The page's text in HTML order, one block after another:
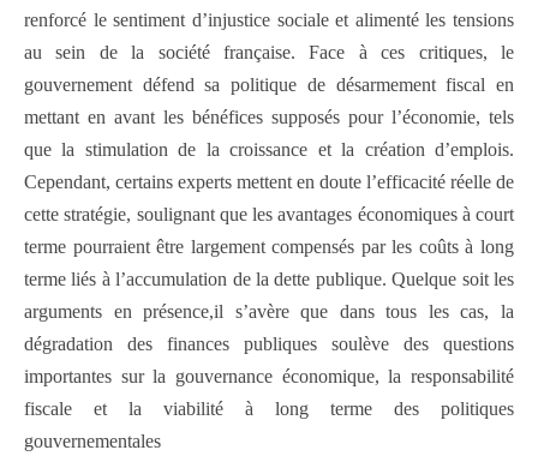
renforcé le sentiment d’injustice sociale et alimenté les tensions
au sein de la société française. Face à ces critiques, le
gouvernement défend sa politique de désarmement fiscal en
mettant en avant les bénéfices supposés pour l’économie, tels
que la stimulation de la croissance et la création d’emplois.
Cependant, certains experts mettent en doute l’efficacité réelle de
cette stratégie, soulignant que les avantages économiques à court
terme pourraient être largement compensés par les coûts à long
terme liés à l’accumulation de la dette publique. Quelque soit les
arguments en présence,il s’avère que dans tous les cas, la
dégradation des finances publiques soulève des questions
importantes sur la gouvernance économique, la responsabilité
fiscale et la viabilité à long terme des politiques
gouvernementales